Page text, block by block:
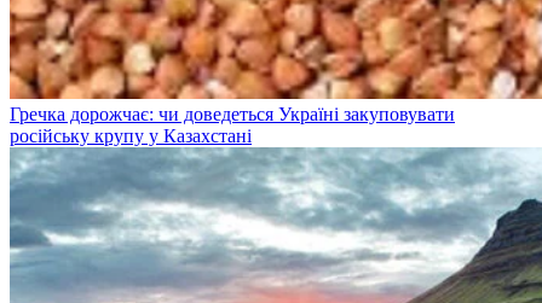
Гречка дорожчає: чи доведеться Україні закуповувати
російську крупу у Казахстані